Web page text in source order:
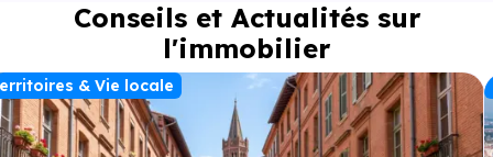
Conseils et Actualités sur
l'immobilier
& Vie locale